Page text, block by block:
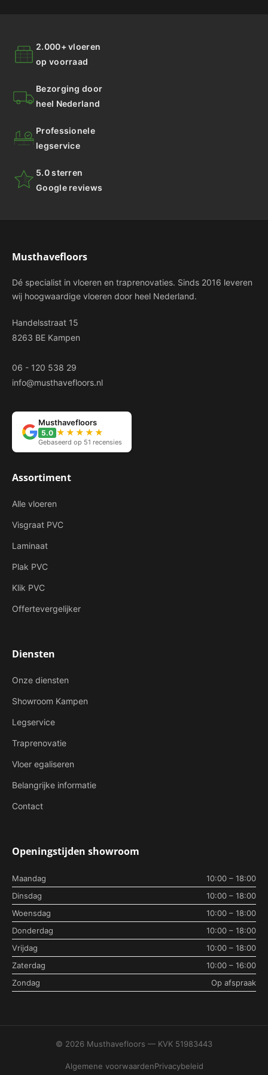
2.000+ vloeren
op voorraad
Bezorging door
heel Nederland
Professionele
legservice
5.0 sterren
Google reviews
Musthavefloors
Dé specialist in vloeren en traprenovaties. Sinds 2016 leveren
wij hoogwaardige vloeren door heel Nederland.
Handelsstraat 15
8263 BE Kampen
06 - 120 538 29
info@musthavefloors.nl
Musthavefloors
5.0 ★★★★★
Gebaseerd op 51 recensies
Assortiment
Alle vloeren
Visgraat PVC
Laminaat
Plak PVC
Klik PVC
Offertevergelijker
Diensten
Onze diensten
Showroom Kampen
Legservice
Traprenovatie
Vloer egaliseren
Belangrijke informatie
Contact
Openingstijden showroom
Maandag
10:00 – 18:00
Dinsdag
10:00 – 18:00
Woensdag
10:00 – 18:00
Donderdag
10:00 – 18:00
Vrijdag
10:00 – 18:00
Zaterdag
10:00 – 16:00
Zondag
Op afspraak
© 2026 Musthavefloors — KVK 51983443
Algemene voorwaardenPrivacybeleid